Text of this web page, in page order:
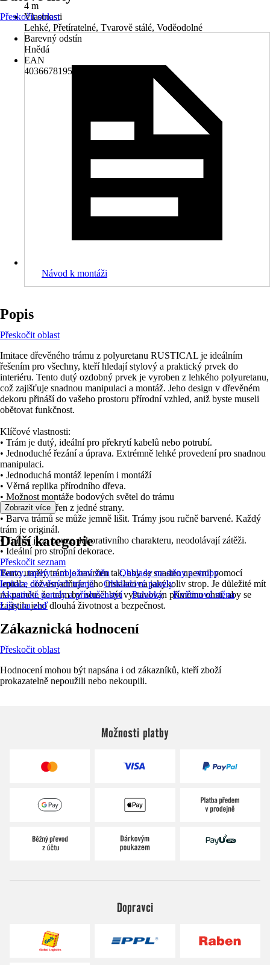
4 m
Vlastnosti
Lehké, Přetíratelné, Tvarově stálé, Voděodolné
Barevný odstín
Hnědá
EAN
4036678195041
Přeskočit oblast
Návod k montáži
Popis
Přeskočit oblast
Imitace dřevěného trámu z polyuretanu RUSTICAL je ideálním
řešením pro všechny, kteří hledají stylový a praktický prvek do
interiéru. Tento dutý ozdobný prvek je vyroben z lehkého polyuretanu,
což zajišťuje snadnou manipulaci a montáž. Jeho design v dřevěném
dekoru přináší do vašeho prostoru přírodní vzhled, aniž byste museli
obětovat funkčnost.
Klíčové vlastnosti:
• Trám je dutý, ideální pro překrytí kabelů nebo potrubí.
• Jednoduché řezání a úprava. Extrémně lehké provedení pro snadnou
manipulaci.
• Jednoduchá montáž lepením i montáží
• Věrná replika přírodního dřeva.
• Možnost montáže bodových světel do trámu
• Trám je uzavřen z jedné strany.
• Barva trámů se může jemně lišit. Trámy jsou ručně barvené. Každý
trám je originál.
• Trámy jsou pouze dekorativního charakteru, neodolávají zátěži.
• Ideální pro stropní dekorace.
Tento umělý trám je navržen tak, aby se snadno upevnil pomocí
lepidla, což usnadňuje jeho instalaci na jakýkoliv strop. Je důležité mít
na paměti, že trám by neměl být vystavován přímému ohni, aby se
zajistila jeho dlouhá životnost a bezpečnost.
Zobrazit více
Další kategorie
Přeskočit seznam
Barvy, tapety a obložení stěn
Obklady na stěny a stropy
Imitace dřevěných trámů
Obkladové panely
Akustické panely a příslušenství
Palubky
Květinová stěna
Lišty na zeď
Zákaznická hodnocení
Přeskočit oblast
Hodnocení mohou být napsána i od zákazníků, kteří zboží
prokazatelně nepoužili nebo nekoupili.
Možnosti platby
Dopravci